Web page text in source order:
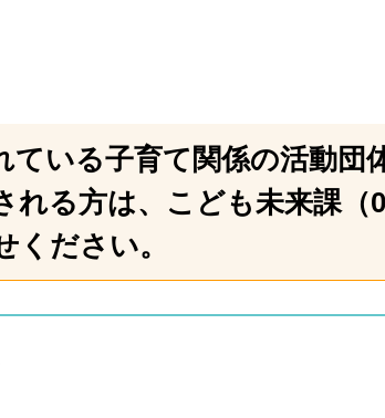
ている子育て関係の活動団
れる方は、こども未来課（
ください。